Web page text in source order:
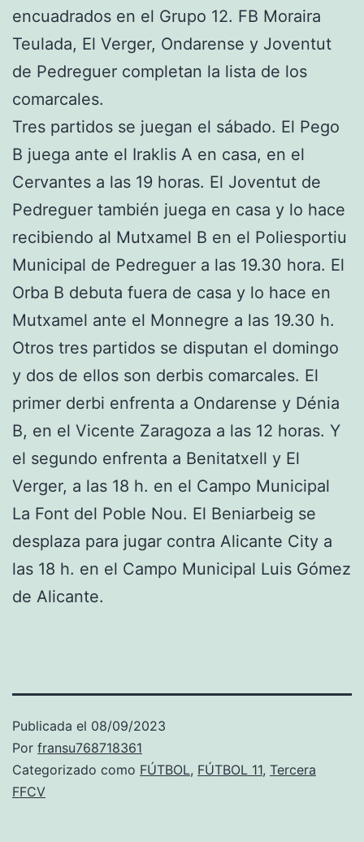
encuadrados en el Grupo 12. FB Moraira
Teulada, El Verger, Ondarense y Joventut
de Pedreguer completan la lista de los
comarcales.
Tres partidos se juegan el sábado. El Pego
B juega ante el Iraklis A en casa, en el
Cervantes a las 19 horas. El Joventut de
Pedreguer también juega en casa y lo hace
recibiendo al Mutxamel B en el Poliesportiu
Municipal de Pedreguer a las 19.30 hora. El
Orba B debuta fuera de casa y lo hace en
Mutxamel ante el Monnegre a las 19.30 h.
Otros tres partidos se disputan el domingo
y dos de ellos son derbis comarcales. El
primer derbi enfrenta a Ondarense y Dénia
B, en el Vicente Zaragoza a las 12 horas. Y
el segundo enfrenta a Benitatxell y El
Verger, a las 18 h. en el Campo Municipal
La Font del Poble Nou. El Beniarbeig se
desplaza para jugar contra Alicante City a
las 18 h. en el Campo Municipal Luis Gómez
de Alicante.
Publicada el 08/09/2023
Por fransu768718361
Categorizado como FÚTBOL, FÚTBOL 11, Tercera
FFCV